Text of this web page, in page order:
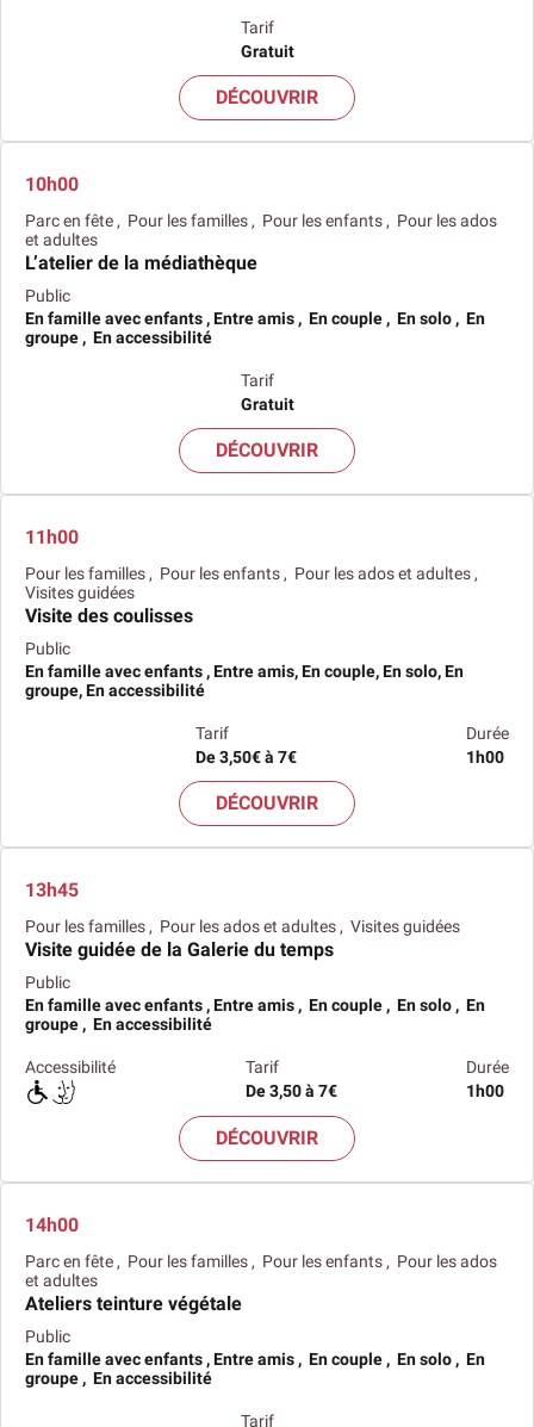
Tarif
Gratuit
DÉCOUVRIR
10h00
Parc en fête , Pour les familles , Pour les enfants , Pour les ados
et adultes
L’atelier de la médiathèque
Public
En famille avec enfants , Entre amis , En couple , En solo , En
groupe , En accessibilité
Tarif
Gratuit
DÉCOUVRIR
11h00
Pour les familles , Pour les enfants , Pour les ados et adultes ,
Visites guidées
Visite des coulisses
Public
En famille avec enfants , Entre amis, En couple, En solo, En
groupe, En accessibilité
Durée
1h00
Tarif
De 3,50€ à 7€
DÉCOUVRIR
13h45
Pour les familles , Pour les ados et adultes , Visites guidées
Visite guidée de la Galerie du temps
Public
En famille avec enfants , Entre amis , En couple , En solo , En
groupe , En accessibilité
Durée
1h00
Tarif
De 3,50 à 7€
Accessibilité
DÉCOUVRIR
14h00
Parc en fête , Pour les familles , Pour les enfants , Pour les ados
et adultes
Ateliers teinture végétale
Public
En famille avec enfants , Entre amis , En couple , En solo , En
groupe , En accessibilité
Tarif